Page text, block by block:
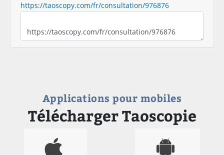
https://taoscopy.com/fr/consultation/976876
Applications pour mobiles
Télécharger Taoscopie